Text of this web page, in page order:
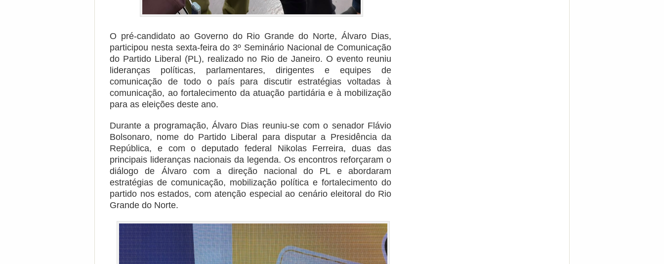
O pré-candidato ao Governo do Rio Grande do Norte, Álvaro Dias,
participou nesta sexta-feira do 3º Seminário Nacional de Comunicação
do Partido Liberal (PL), realizado no Rio de Janeiro. O evento reuniu
lideranças políticas, parlamentares, dirigentes e equipes de
comunicação de todo o país para discutir estratégias voltadas à
comunicação, ao fortalecimento da atuação partidária e à mobilização
para as eleições deste ano.
Durante a programação, Álvaro Dias reuniu-se com o senador Flávio
Bolsonaro, nome do Partido Liberal para disputar a Presidência da
República, e com o deputado federal Nikolas Ferreira, duas das
principais lideranças nacionais da legenda. Os encontros reforçaram o
diálogo de Álvaro com a direção nacional do PL e abordaram
estratégias de comunicação, mobilização política e fortalecimento do
partido nos estados, com atenção especial ao cenário eleitoral do Rio
Grande do Norte.